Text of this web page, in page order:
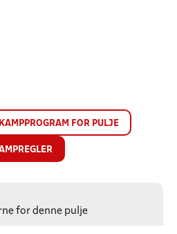
KAMPPROGRAM FOR PULJE
for denne pulje